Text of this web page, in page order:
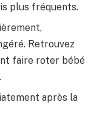
plus fréquents.
Retrouvez
faire roter bébé
.
après la